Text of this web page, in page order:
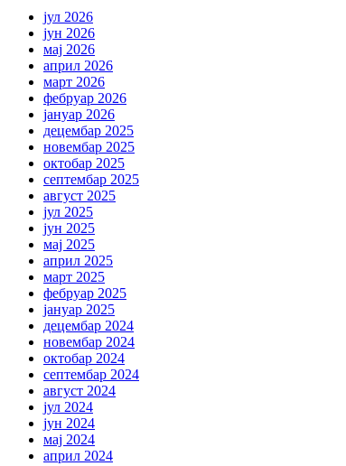
јул 2026
јун 2026
мај 2026
април 2026
март 2026
фебруар 2026
јануар 2026
децембар 2025
новембар 2025
октобар 2025
септембар 2025
август 2025
јул 2025
јун 2025
мај 2025
април 2025
март 2025
фебруар 2025
јануар 2025
децембар 2024
новембар 2024
октобар 2024
септембар 2024
август 2024
јул 2024
јун 2024
мај 2024
април 2024